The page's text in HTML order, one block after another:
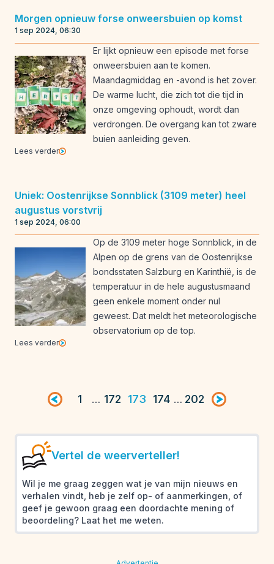
Morgen opnieuw forse onweersbuien op komst
1 sep 2024, 06:30
Er lijkt opnieuw een episode met forse
onweersbuien aan te komen.
Maandagmiddag en -avond is het zover.
De warme lucht, die zich tot die tijd in
onze omgeving ophoudt, wordt dan
verdrongen. De overgang kan tot zware
buien aanleiding geven.
Lees verder
Uniek: Oostenrijkse Sonnblick (3109 meter) heel
augustus vorstvrij
1 sep 2024, 06:00
Op de 3109 meter hoge Sonnblick, in de
Alpen op de grens van de Oostenrijkse
bondsstaten Salzburg en Karinthië, is de
temperatuur in de hele augustusmaand
geen enkele moment onder nul
geweest. Dat meldt het meteorologische
observatorium op de top.
Lees verder
Vorige pagina
1 … 172 173 174 … 202 Volgende
Vertel de weerverteller!
Wil je me graag zeggen wat je van mijn nieuws en
verhalen vindt, heb je zelf op- of aanmerkingen, of
geef je gewoon graag een doordachte mening of
beoordeling? Laat het me weten.